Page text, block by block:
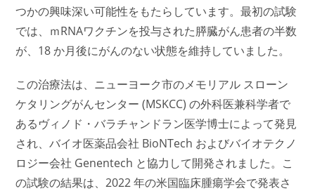
つかの興味深い可能性をもたらしています。最初の試験
では、ｍRNAワクチンを投与された膵臓がん患者の半数
が、18 か月後にがんのない状態を維持していました。
この治療法は、ニューヨーク市のメモリアル スローン
ケタリングがんセンター (MSKCC) の外科医兼科学者で
あるヴィノド・バラチャンドラン医学博士によって発見
され、バイオ医薬品会社 BioNTech およびバイオテクノ
ロジー会社 Genentech と協力して開発されました。こ
の試験の結果は、2022 年の米国臨床腫瘍学会で発表さ